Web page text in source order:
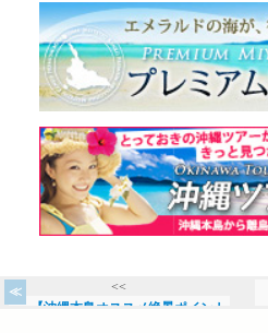
<<
【沖縄本島オススメ絶景ポイント